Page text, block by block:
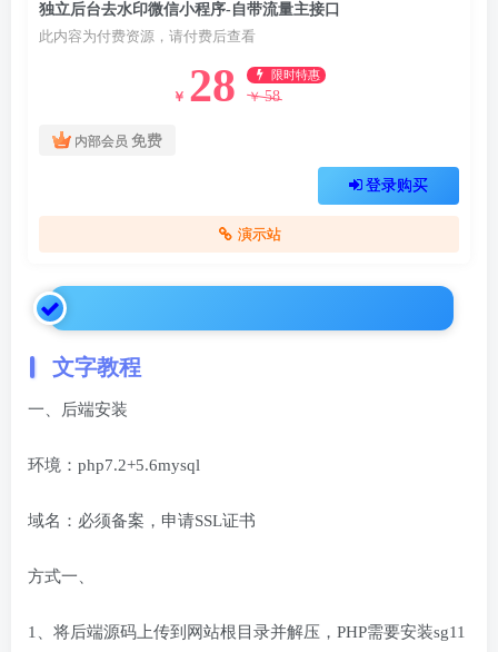
独立后台去水印微信小程序-自带流量主接口
此内容为付费资源，请付费后查看
￥ 28 限时特惠
￥ 58
内部会员 免费
登录购买
演示站
文字教程
一、后端安装
‍环境：php7.2+5.6mysql
域名：必须备案，申请SSL证书
方式一、
1、将后端源码上传到网站根目录并解压，PHP需要安装sg11